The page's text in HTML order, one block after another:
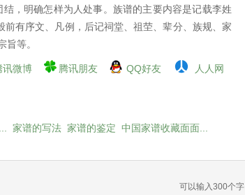
，明确怎样为人处事。族谱的主要内容是记载李姓
有序文、凡例，后记祠堂、祖茔、辈分、族规、家
等。
讯微博 腾讯朋友 QQ好友 人人网
家谱的写法 家谱的鉴定 中国家谱收藏面面...
可以输入300个字